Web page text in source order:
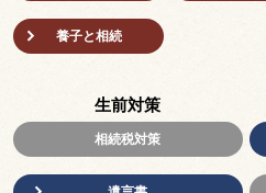
養子と相続
生前対策
相続税対策